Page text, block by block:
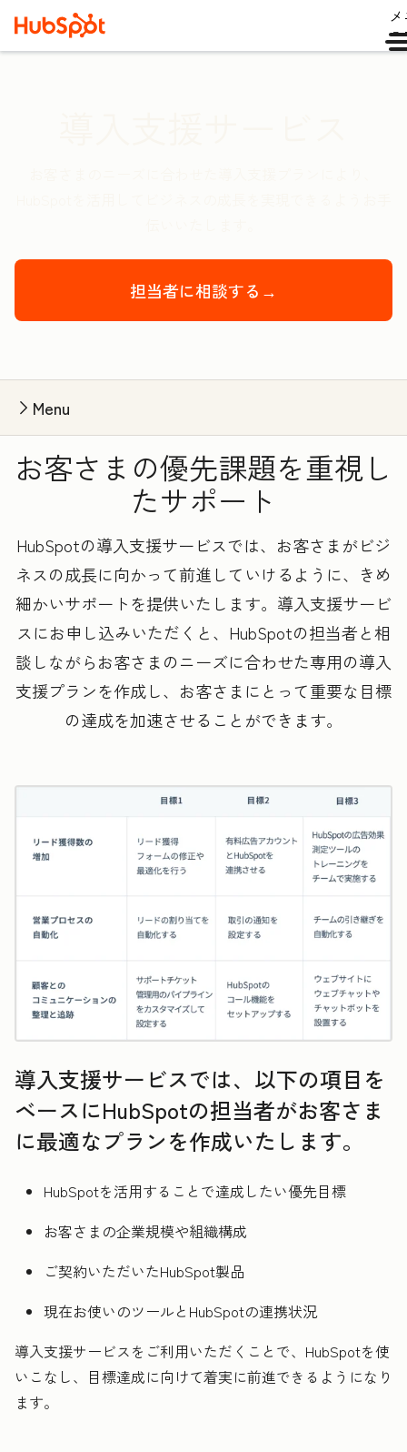
担当者に相談する→
Menu
お客さまの優先課題を重視し
たサポート
HubSpotの導入支援サービスでは、お客さまがビジ
ネスの成長に向かって前進していけるように、きめ
細かいサポートを提供いたします。導入支援サービ
スにお申し込みいただくと、HubSpotの担当者と相
談しながらお客さまのニーズに合わせた専用の導入
支援プランを作成し、お客さまにとって重要な目標
の達成を加速させることができます。
導入支援サービスでは、以下の項目を
ベースにHubSpotの担当者がお客さま
に最適なプランを作成いたします。
HubSpotを活用することで達成したい優先目標
お客さまの企業規模や組織構成
ご契約いただいたHubSpot製品
現在お使いのツールとHubSpotの連携状況
導入支援サービスをご利用いただくことで、HubSpotを使
いこなし、目標達成に向けて着実に前進できるようになり
ます。